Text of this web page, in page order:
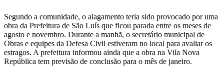
Segundo a comunidade, o alagamento teria sido provocado por uma
obra da Prefeitura de São Luís que ficou parada entre os meses de
agosto e novembro. Durante a manhã, o secretário municipal de
Obras e equipes da Defesa Civil estiveram no local para avaliar os
estragos. A prefeitura informou ainda que a obra na Vila Nova
República tem previsão de conclusão para o mês de janeiro.